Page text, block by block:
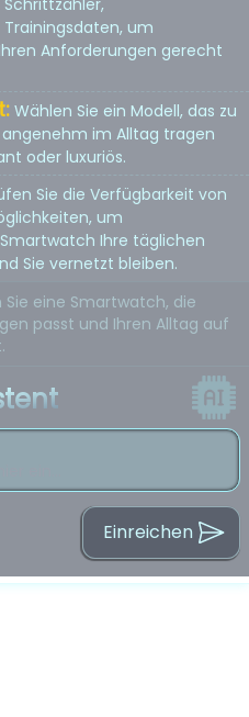
um
Anforderungen gerecht
Wählen Sie ein Modell, das zu
im Alltag tragen
oder luxuriös.
Sie die Verfügbarkeit von
um
Ihre täglichen
Sie vernetzt bleiben.
eine Smartwatch, die
passt und Ihren Alltag auf
Einreichen